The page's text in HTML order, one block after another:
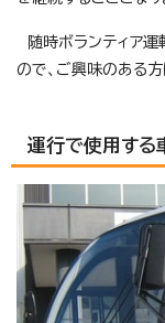
随時ボランティア運
ので、ご興味のある
運行で使用する